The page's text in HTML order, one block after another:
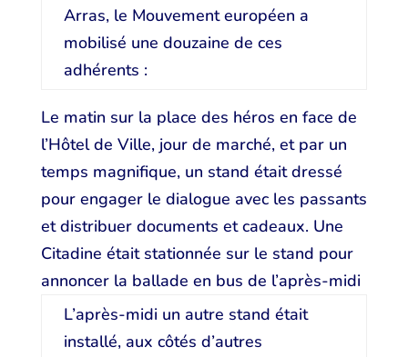
Arras, le Mouvement européen a
mobilisé une douzaine de ces
adhérents :
Le matin sur la place des héros en face de
l’Hôtel de Ville, jour de marché, et par un
temps magnifique, un stand était dressé
pour engager le dialogue avec les passants
et distribuer documents et cadeaux. Une
Citadine était stationnée sur le stand pour
annoncer la ballade en bus de l’après-midi
L’après-midi un autre stand était
installé, aux côtés d’autres